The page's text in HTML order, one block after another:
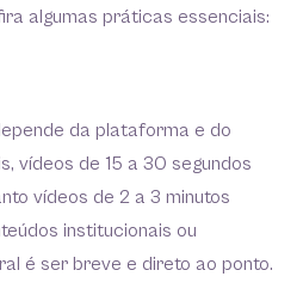
algumas práticas essenciais:
da plataforma e do
vídeos de 15 a 30 segundos
vídeos de 2 a 3 minutos
institucionais ou
é ser breve e direto ao ponto.